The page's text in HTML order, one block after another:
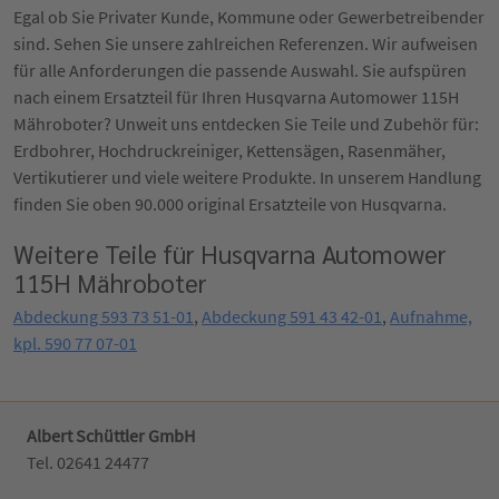
Egal ob Sie Privater Kunde, Kommune oder Gewerbetreibender
sind. Sehen Sie unsere zahlreichen Referenzen. Wir aufweisen
für alle Anforderungen die passende Auswahl. Sie aufspüren
nach einem Ersatzteil für Ihren Husqvarna Automower 115H
Mähroboter? Unweit uns entdecken Sie Teile und Zubehör für:
Erdbohrer, Hochdruckreiniger, Kettensägen, Rasenmäher,
Vertikutierer und viele weitere Produkte. In unserem Handlung
finden Sie oben 90.000 original Ersatzteile von Husqvarna.
Weitere Teile für Husqvarna Automower
115H Mähroboter
Abdeckung 593 73 51-01 , Abdeckung 591 43 42-01 , Aufnahme,
kpl. 590 77 07-01
Albert Schüttler GmbH
Tel. 02641 24477‬